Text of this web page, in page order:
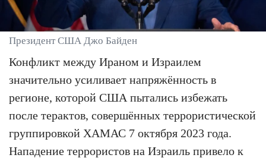
Президент США Джо Байден
Конфликт между Ираном и Израилем
значительно усиливает напряжённость в
регионе, которой США пытались избежать
после терактов, совершённых террористической
группировкой ХАМАС 7 октября 2023 года.
Нападение террористов на Израиль привело к